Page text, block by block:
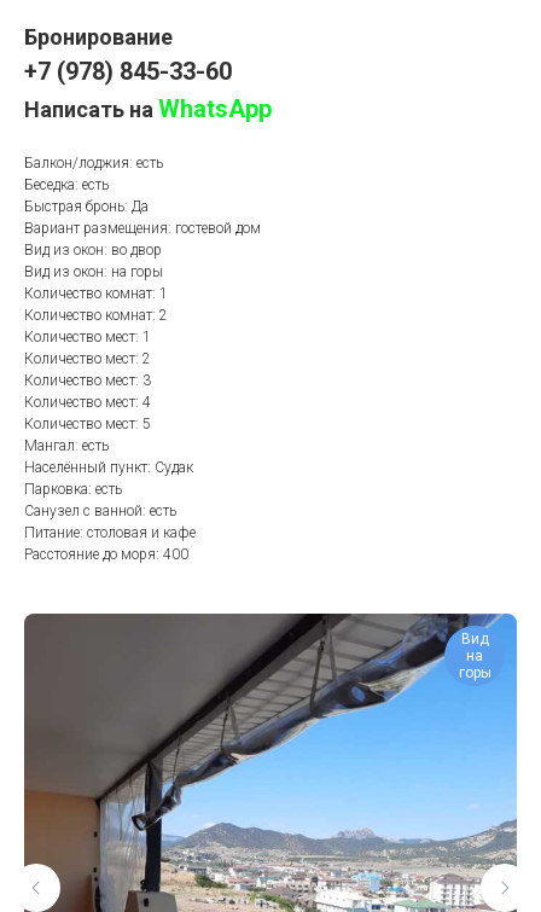
Бронирование
+7 (978) 845-33-60
Написать на WhatsApp
Балкон/лоджия: есть
Беседка: есть
Быстрая бронь: Да
Вариант размещения: гостевой дом
Вид из окон: во двор
Вид из окон: на горы
Количество комнат: 1
Количество комнат: 2
Количество мест: 1
Количество мест: 2
Количество мест: 3
Количество мест: 4
Количество мест: 5
Мангал: есть
Населённый пункт: Судак
Парковка: есть
Санузел с ванной: есть
Питание: столовая и кафе
Расстояние до моря: 400
Вид
на
горы